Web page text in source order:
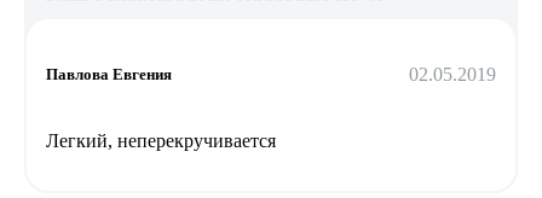
Павлова Евгения 02.05.2019
Легкий, неперекручивается